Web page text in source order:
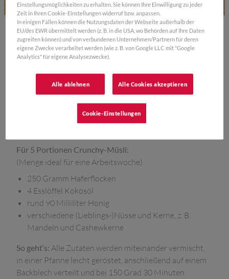
FRÜHSTÜCK TO GO: IT’S MÜSLI-
TIME!
Während Müsli lange Zeit als „öko“ galt, gibt es
mittlerweile nicht nur zahlreiche Variationen, sondern
sogar eigene Läden, so genannte „Müsli-Bars“, in denen
Kunden ihre eigenen Kreationen zusammenstellen
können. Aber auch zu Hause ist ein gesundes
Für 5 Portionen Crunchy-Müsli:
(Menge ideal für eine Arbeitswoche)
250 Gramm Haferflocken
4 Esslöffel Kokosöl
rund 90 Milliliter Honig
verschiedene (Lieblings-)Nüsse und Kerne, z. B.
Mandeln und Cashewkerne
So geht‘s: Alle Zutaten werden miteinander vermischt,
in einer Pfanne leicht geröstet, anschließend auf einem
Backblech verteilt und bei 150 Grad 30 Minuten
Einstellungsmöglichkeiten zu erhalten. Sie können Ihre Einwilligung zu jeder
Zeit in Ihren Cookie-Einstellungen widerruf bzw. anpassen.
In einigen Fällen können die Nutzungsdaten der Webseite außerhalb der
EU/des EWR übermittelt werden (z. B. in die USA, wo Behörden auf Ihre Daten
zugreifen können) und von verbundenen Unternehmen/Partnern für deren
eigene Zwecke verarbeitet werden (wie z. B. von Google LLC mit "Google
Analytics" für eigene Analysezwecke).
Alle ablehnen Alle Cookies akzeptieren
Cookie-Einstellungen